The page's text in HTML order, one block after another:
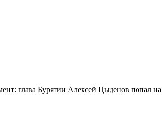
глава Бурятии Алексей Цыденов попал на